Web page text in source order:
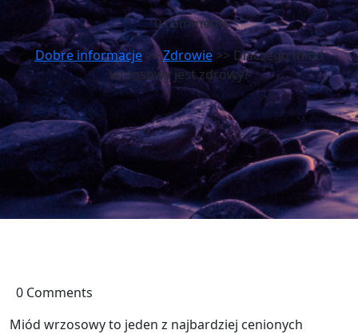
0 comments
Dobre informacje>>Zdrowie>> Dlaczego miód
wrzosowy jest zdrowy?
0 Comments
Miód wrzosowy to jeden z najbardziej cenionych